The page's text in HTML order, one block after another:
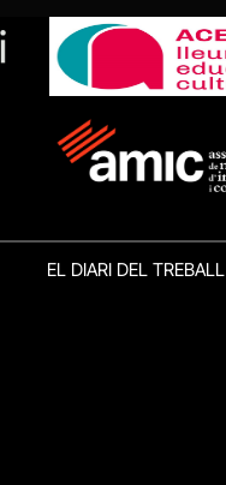
EL DIARI DEL TREBALL